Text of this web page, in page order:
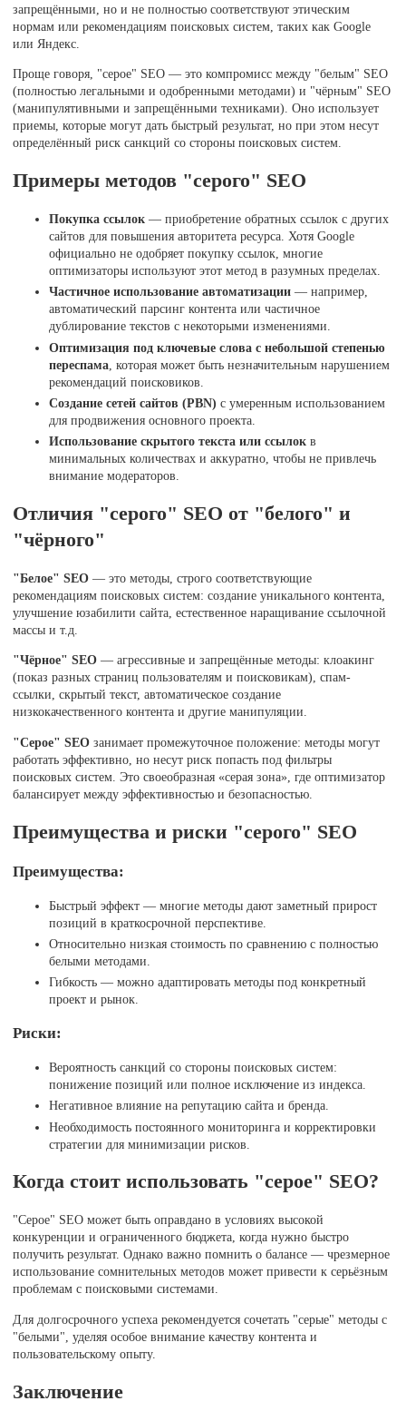
запрещёнными, но и не полностью соответствуют этическим
нормам или рекомендациям поисковых систем, таких как Google
или Яндекс.
Проще говоря, "серое" SEO — это компромисс между "белым" SEO
(полностью легальными и одобренными методами) и "чёрным" SEO
(манипулятивными и запрещёнными техниками). Оно использует
приемы, которые могут дать быстрый результат, но при этом несут
определённый риск санкций со стороны поисковых систем.
Примеры методов "серого" SEO
Покупка ссылок — приобретение обратных ссылок с других
сайтов для повышения авторитета ресурса. Хотя Google
официально не одобряет покупку ссылок, многие
оптимизаторы используют этот метод в разумных пределах.
Частичное использование автоматизации — например,
автоматический парсинг контента или частичное
дублирование текстов с некоторыми изменениями.
Оптимизация под ключевые слова с небольшой степенью
переспама , которая может быть незначительным нарушением
рекомендаций поисковиков.
Создание сетей сайтов (PBN) с умеренным использованием
для продвижения основного проекта.
Использование скрытого текста или ссылок в
минимальных количествах и аккуратно, чтобы не привлечь
внимание модераторов.
Отличия "серого" SEO от "белого" и
"чёрного"
"Белое" SEO — это методы, строго соответствующие
рекомендациям поисковых систем: создание уникального контента,
улучшение юзабилити сайта, естественное наращивание ссылочной
массы и т.д.
"Чёрное" SEO — агрессивные и запрещённые методы: клоакинг
(показ разных страниц пользователям и поисковикам), спам-
ссылки, скрытый текст, автоматическое создание
низкокачественного контента и другие манипуляции.
"Серое" SEO занимает промежуточное положение: методы могут
работать эффективно, но несут риск попасть под фильтры
поисковых систем. Это своеобразная «серая зона», где оптимизатор
балансирует между эффективностью и безопасностью.
Преимущества и риски "серого" SEO
Преимущества:
Быстрый эффект — многие методы дают заметный прирост
позиций в краткосрочной перспективе.
Относительно низкая стоимость по сравнению с полностью
белыми методами.
Гибкость — можно адаптировать методы под конкретный
проект и рынок.
Риски:
Вероятность санкций со стороны поисковых систем:
понижение позиций или полное исключение из индекса.
Негативное влияние на репутацию сайта и бренда.
Необходимость постоянного мониторинга и корректировки
стратегии для минимизации рисков.
Когда стоит использовать "серое" SEO?
"Серое" SEO может быть оправдано в условиях высокой
конкуренции и ограниченного бюджета, когда нужно быстро
получить результат. Однако важно помнить о балансе — чрезмерное
использование сомнительных методов может привести к серьёзным
проблемам с поисковыми системами.
Для долгосрочного успеха рекомендуется сочетать "серые" методы с
"белыми", уделяя особое внимание качеству контента и
пользовательскому опыту.
Заключение